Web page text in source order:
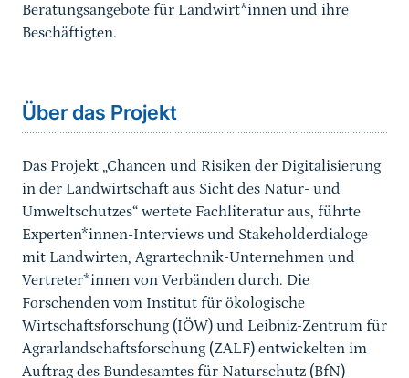
Beratungsangebote für Landwirt*innen und ihre
Beschäftigten.
Über das Projekt
Das Projekt „Chancen und Risiken der Digitalisierung
in der Landwirtschaft aus Sicht des Natur- und
Umweltschutzes“ wertete Fachliteratur aus, führte
Experten*innen-Interviews und Stakeholderdialoge
mit Landwirten, Agrartechnik-Unternehmen und
Vertreter*innen von Verbänden durch. Die
Forschenden vom Institut für ökologische
Wirtschaftsforschung (IÖW) und Leibniz-Zentrum für
Agrarlandschaftsforschung (ZALF) entwickelten im
Auftrag des Bundesamtes für Naturschutz (BfN)